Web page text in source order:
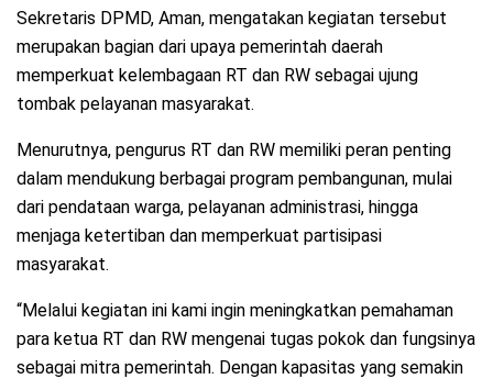
Sekretaris DPMD, Aman, mengatakan kegiatan tersebut
merupakan bagian dari upaya pemerintah daerah
memperkuat kelembagaan RT dan RW sebagai ujung
tombak pelayanan masyarakat.
Menurutnya, pengurus RT dan RW memiliki peran penting
dalam mendukung berbagai program pembangunan, mulai
dari pendataan warga, pelayanan administrasi, hingga
menjaga ketertiban dan memperkuat partisipasi
masyarakat.
“Melalui kegiatan ini kami ingin meningkatkan pemahaman
para ketua RT dan RW mengenai tugas pokok dan fungsinya
sebagai mitra pemerintah. Dengan kapasitas yang semakin